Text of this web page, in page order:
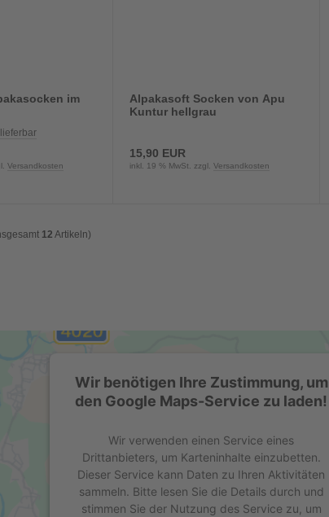
im
Versandkosten
Alpakasoft Socken von Apu
Kuntur hellgrau
15,90 EUR
inkl. 19 % MwSt. zzgl.Versandkosten
12 Artikeln)
Wir benötigen Ihre Zustimmung, um
den Google Maps-Service zu laden!
Wir verwenden einen Service eines
Drittanbieters, um Karteninhalte einzubetten.
Dieser Service kann Daten zu Ihren Aktivitäten
sammeln. Bitte lesen Sie die Details durch und
stimmen Sie der Nutzung des Service zu, um